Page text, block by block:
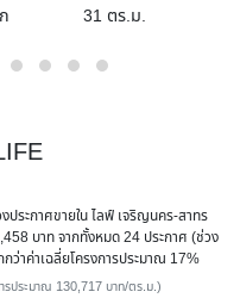
31 ตร.ม.
ระกาศขายใน ไลฟ์ เจริญนคร-สาทร
บาท จากทั้งหมด 24 ประกาศ (ช่วง
กว่าค่าเฉลี่ยโครงการประมาณ 17%
รประมาณ 130,717 บาท/ตร.ม.)